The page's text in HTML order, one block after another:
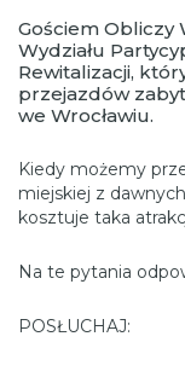
Gościem Obliczy
Wydziału
Rewitalizacji,
przejazdów
we Wrocławiu.
Kiedy możemy
miejskiej z
kosztuje taka
Na te pytania
POSŁUCHAJ: